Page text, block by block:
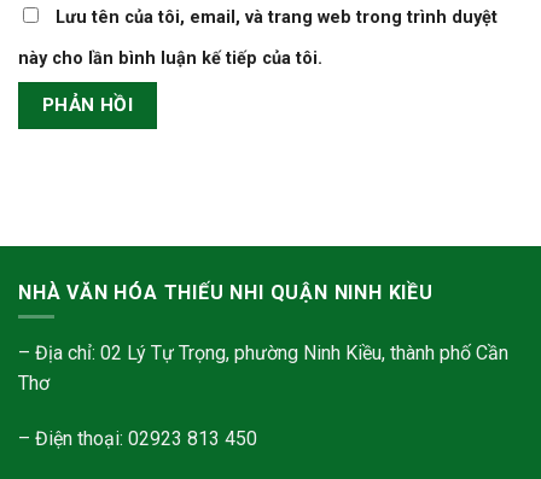
Lưu tên của tôi, email, và trang web trong trình duyệt
này cho lần bình luận kế tiếp của tôi.
NHÀ VĂN HÓA THIẾU NHI QUẬN NINH KIỀU
– Địa chỉ: 02 Lý Tự Trọng, phường Ninh Kiều, thành phố Cần
Thơ
– Điện thoại: 02923 813 450